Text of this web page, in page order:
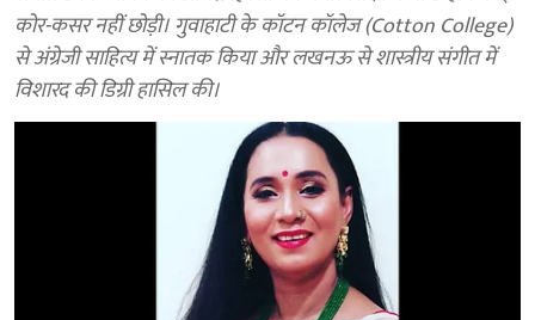
कोर-कसर नहीं छोड़ी। गुवाहाटी के कॉटन कॉलेज (Cotton College)
से अंग्रेजी साहित्य में स्नातक किया और लखनऊ से शास्त्रीय संगीत में
विशारद की डिग्री हासिल की।